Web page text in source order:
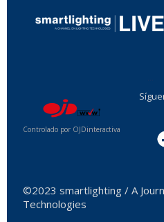
Controlado por OJDinteractiva
©2023 smartlighting / A
Technologies